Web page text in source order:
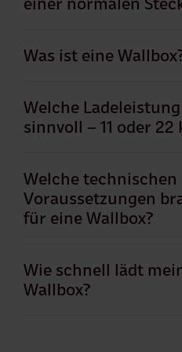
einer normalen
Was ist eine
Welche
sinnvoll – 11 oder 22
Welche technischen
Voraussetzungen
für eine Wallbox?
Wie schnell lädt
Wallbox?